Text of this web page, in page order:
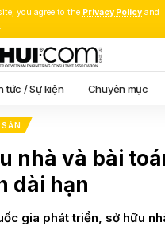
you agree to the Privacy Policy and
.
tức / Sự kiện Chuyên mục
nhà và bài
dài hạn
gia phát triển, sở hữu